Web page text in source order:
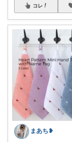
コレ
まあち❥